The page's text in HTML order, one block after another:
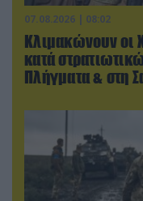
07.08.2026 | 08:02
Κλιμακώνουν οι
κατά
Πλήγματα & στη